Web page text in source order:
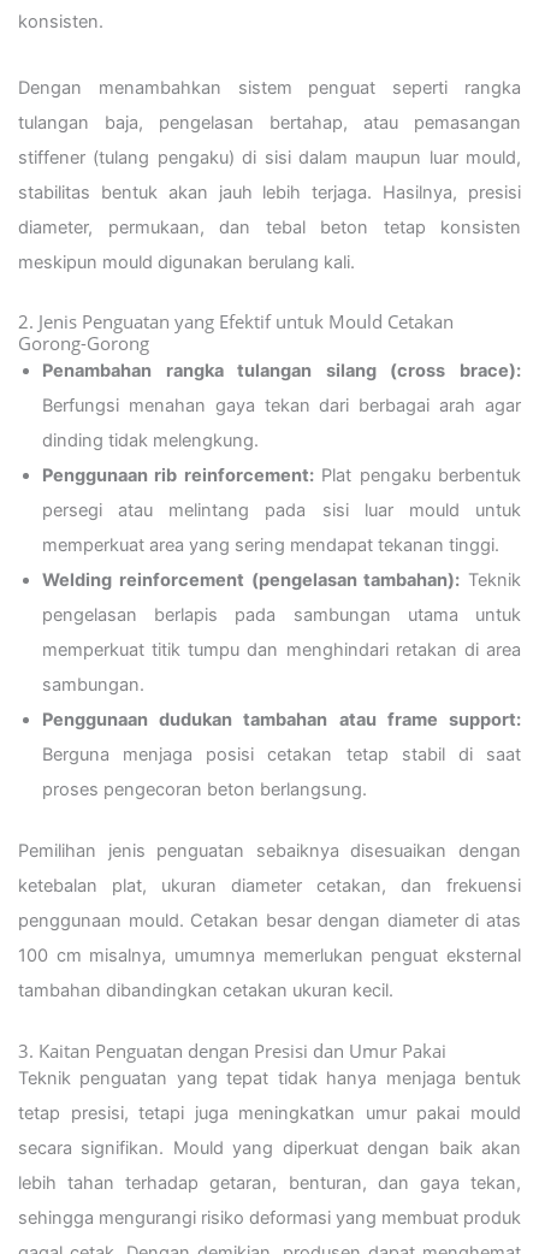
konsisten.
Dengan menambahkan sistem penguat seperti rangka
tulangan baja, pengelasan bertahap, atau pemasangan
stiffener (tulang pengaku) di sisi dalam maupun luar mould,
stabilitas bentuk akan jauh lebih terjaga. Hasilnya, presisi
diameter, permukaan, dan tebal beton tetap konsisten
meskipun mould digunakan berulang kali.
2. Jenis Penguatan yang Efektif untuk Mould Cetakan
Gorong-Gorong
Penambahan rangka tulangan silang (cross brace):
Berfungsi menahan gaya tekan dari berbagai arah agar
dinding tidak melengkung.
Penggunaan rib reinforcement:Plat pengaku berbentuk
persegi atau melintang pada sisi luar mould untuk
memperkuat area yang sering mendapat tekanan tinggi.
Welding reinforcement (pengelasan tambahan): Teknik
pengelasan berlapis pada sambungan utama untuk
memperkuat titik tumpu dan menghindari retakan di area
sambungan.
Penggunaan dudukan tambahan atau frame support:
Berguna menjaga posisi cetakan tetap stabil di saat
proses pengecoran beton berlangsung.
Pemilihan jenis penguatan sebaiknya disesuaikan dengan
ketebalan plat, ukuran diameter cetakan, dan frekuensi
penggunaan mould. Cetakan besar dengan diameter di atas
100 cm misalnya, umumnya memerlukan penguat eksternal
tambahan dibandingkan cetakan ukuran kecil.
3. Kaitan Penguatan dengan Presisi dan Umur Pakai
Teknik penguatan yang tepat tidak hanya menjaga bentuk
tetap presisi, tetapi juga meningkatkan umur pakai mould
secara signifikan. Mould yang diperkuat dengan baik akan
lebih tahan terhadap getaran, benturan, dan gaya tekan,
sehingga mengurangi risiko deformasi yang membuat produk